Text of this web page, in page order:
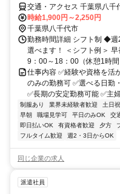
交通・アクセス 千葉県八千
時給1,900円～2,250円
千葉県八千代市
勤務時間詳細 シフト制 ◆
選べます！ ＜シフト例＞
9：00～18：00（休憩1時間
仕事内容 ✅経験や資格を活
のみの勤務可 ✅選べる日勤
✅長期の安定勤務可能 ✅
制服あり 業界未経験者歓迎 土日
早朝
職場見学可 平日のみOK 交
即日払いOK
有資格者歓迎 夕方
フルタイム歓迎
週2・3日からOK
同じ企業の求人
派遣社員